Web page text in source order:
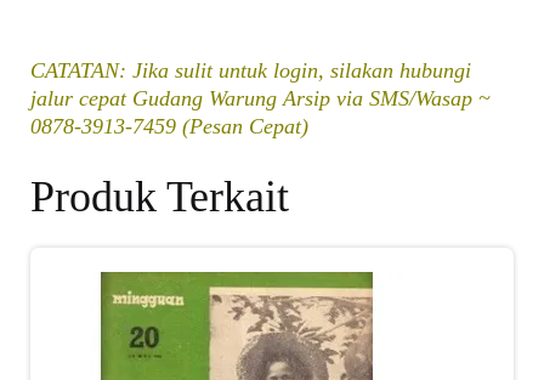
CATATAN: Jika sulit untuk login, silakan hubungi
jalur cepat Gudang Warung Arsip via SMS/Wasap ~
0878-3913-7459 (Pesan Cepat)
Produk Terkait